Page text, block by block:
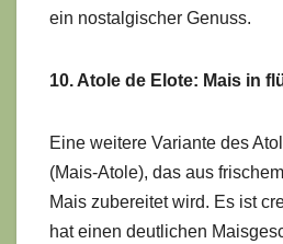
ein nostalgischer Genuss.
10. Atole de Elote: Mais in
Eine weitere Variante des
(Mais-Atole), das aus
Mais zubereitet wird. Es ist
hat einen deutlichen